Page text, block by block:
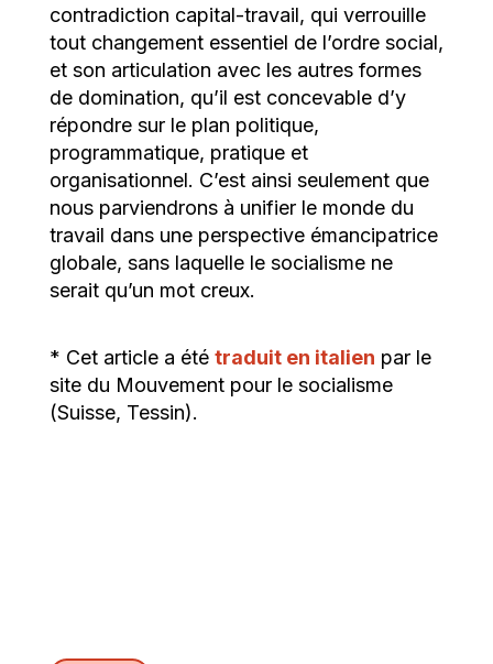
contradiction capital-travail, qui verrouille
tout changement essentiel de l’ordre social,
et son articulation avec les autres formes
de domination, qu’il est concevable d’y
répondre sur le plan politique,
programmatique, pratique et
organisationnel. C’est ainsi seulement que
nous parviendrons à unifier le monde du
travail dans une perspective émancipatrice
globale, sans laquelle le socialisme ne
serait qu’un mot creux.
* Cet article a été traduit en italien par le
site du Mouvement pour le socialisme
(Suisse, Tessin).